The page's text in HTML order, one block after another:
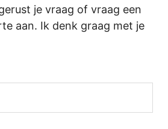
je vraag of vraag een
aan. Ik denk graag met je